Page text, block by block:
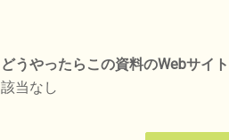
どうやったらこの資料のWebサイ
該当なし